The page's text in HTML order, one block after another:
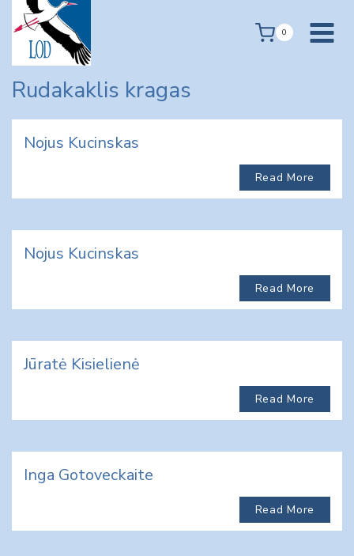
content
0
Rudakaklis kragas
Nojus Kucinskas
Read More
Nojus Kucinskas
Read More
Jūratė Kisielienė
Read More
Inga Gotoveckaite
Read More